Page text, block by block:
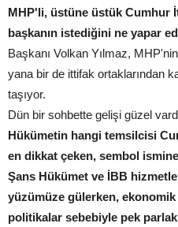
MHP'li, üstüne üstük Cumhur
başkanın istediğini ne yapar
Başkanı Volkan Yılmaz,
yana bir de ittifak ortaklarından
taşıyor.
Dün bir sohbette gelişi güzel
Hükümetin hangi temsilcisi
en dikkat çeken, sembol
Şans Hükümet ve İBB
yüzümüze gülerken,
politikalar sebebiyle pek